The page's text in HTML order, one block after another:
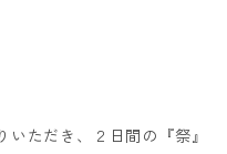
ただき、２日間の『祭』